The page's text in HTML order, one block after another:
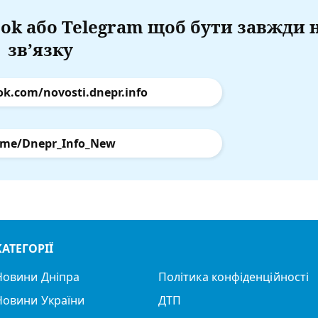
або Telegram щоб бути завжди
зв’язку
novosti.dnepr.info
Dnepr_Info_New
Дніпра
України
Політика конфіденційності
ДТП